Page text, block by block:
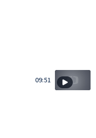
09:51